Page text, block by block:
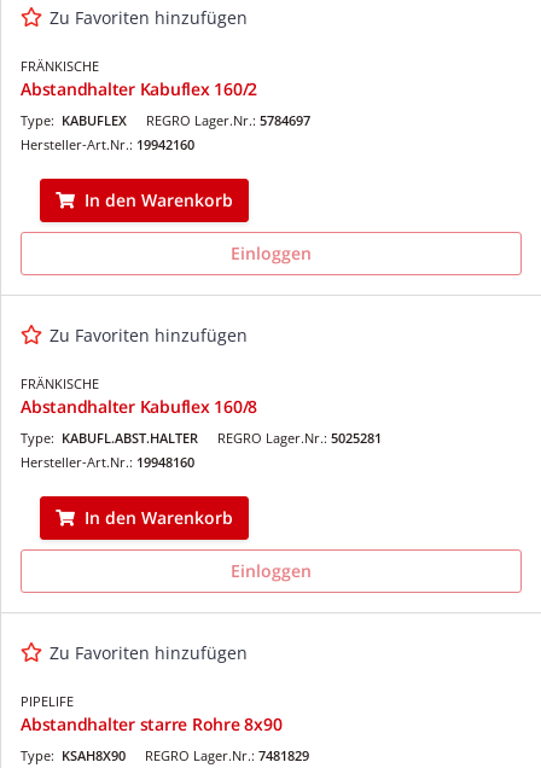
Zu Favoriten hinzufügen
FRÄNKISCHE
Abstandhalter Kabuflex 160/2
REGRO Lager.Nr.: 5784697
Type: KABUFLEX
Hersteller-Art.Nr.: 19942160
In den Warenkorb
Einloggen
Zu Favoriten hinzufügen
FRÄNKISCHE
Abstandhalter Kabuflex 160/8
REGRO Lager.Nr.: 5025281
Type: KABUFL.ABST.HALTER
Hersteller-Art.Nr.: 19948160
In den Warenkorb
Einloggen
Zu Favoriten hinzufügen
PIPELIFE
Abstandhalter starre Rohre 8x90
REGRO Lager.Nr.: 7481829
Type: KSAH8X90